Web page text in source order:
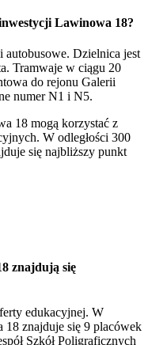
Lawinowa 18?
Dzielnica jest
Tramwaje w ciągu 20
do rejonu Galerii
numer N1 i N5.
18 mogą korzystać z
W odległości 300
się najbliższy punkt
znajdują się
edukacyjnej. W
znajduje się 9 placówek
Szkół Poligraficznych